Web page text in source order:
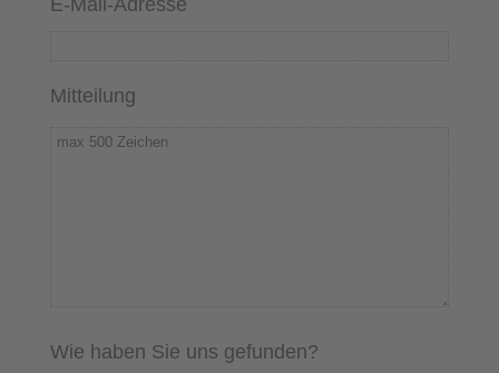
Mitteilung
Wie haben Sie uns gefunden?